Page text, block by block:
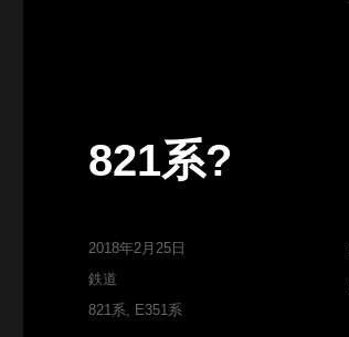
821系?
投
稿
2018年2月25日
カ
テ
鉄道
タ
821系, E351系